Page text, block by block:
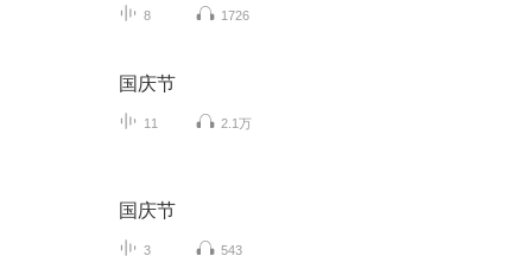
8 1726
国庆节
11 2.1万
国庆节
3 543